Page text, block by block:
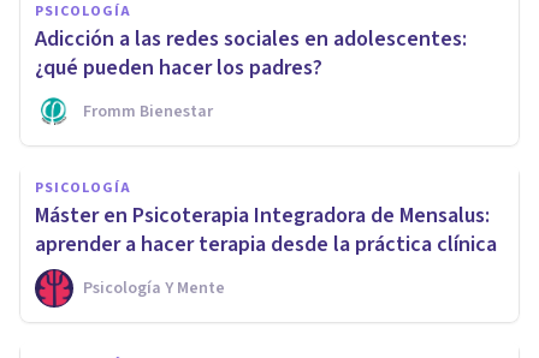
PSICOLOGÍA
Adicción a las redes sociales en adolescentes:
¿qué pueden hacer los padres?
Fromm Bienestar
PSICOLOGÍA
Máster en Psicoterapia Integradora de Mensalus:
aprender a hacer terapia desde la práctica clínica
Psicología Y Mente